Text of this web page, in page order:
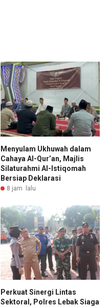
Menyulam Ukhuwah dalam
Cahaya Al-Qur’an, Majlis
Silaturahmi Al-Istiqomah
Bersiap Deklarasi
8 jam lalu
Perkuat Sinergi Lintas
Sektoral, Polres Lebak Siaga